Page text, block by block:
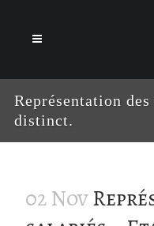
Représentation
distinct.
02 Nov